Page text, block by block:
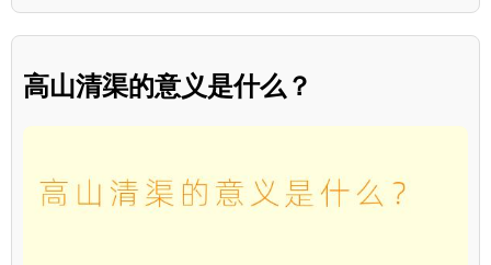
高山清渠的意义是什么？